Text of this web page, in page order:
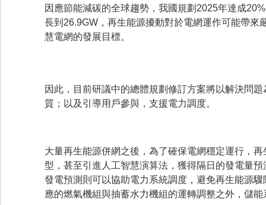
因應節能減碳的全球趨勢，我國規劃2025年達成
長到26.9GW，再生能源擾動對於電網運作可能帶
慧電網的發展目標。
因此，目前研議中的總體規劃修訂方案將以解決問
質；以及引導用戶參與，支援電力調度。
大量再生能源併網之後，為了確保電網穩定運行，
型，甚至引進人工智慧演算法，獲得隔日的發電量
發電預測則可以協助電力系統調度，避免再生能源
應的燃氣機組與抽蓄水力機組的運轉調整之外，儲